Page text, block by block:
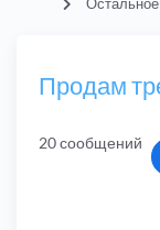
Продам
20 сообщений